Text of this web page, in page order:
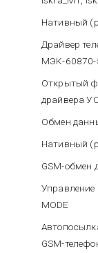
Драйвер
МЭК-60870-
Открытый
драйвера
Обмен
GSM-обмен
Управление
MODE
GSM-